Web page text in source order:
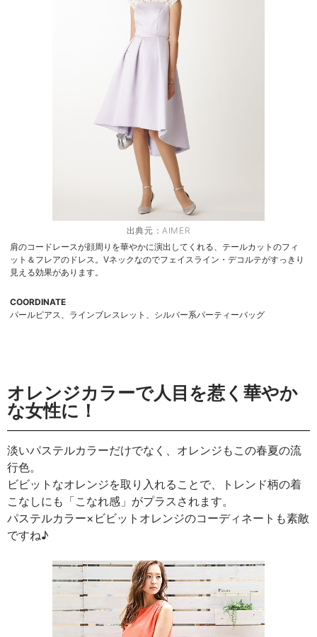
出典元： AIMER
肩のコードレースが顔周りを華やかに演出してくれる、テールカットのフィ
ット＆フレアのドレス。Vネックなのでフェイスライン・デコルテがすっきり
見える効果があります。
COORDINATE
パールピアス、ラインブレスレット、シルバー系パーティーバッグ
オレンジカラーで人目を惹く華やか
な女性に！
淡いパステルカラーだけでなく、オレンジもこの春夏の流
行色。
ビビットなオレンジを取り入れることで、トレンド柄の着
こなしにも「こなれ感」がプラスされます。
パステルカラー×ビビットオレンジのコーディネートも素敵
ですね♪